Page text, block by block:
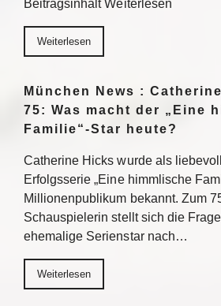
Beitragsinhalt Weiterlesen
Weiterlesen
München News :
75: Was macht der „Eine
Familie“-Star heute?
Catherine Hicks wurde als
Erfolgsserie „Eine himmlische
Millionenpublikum bekannt. Zum
Schauspielerin stellt sich die
ehemalige Serienstar nach…
Weiterlesen